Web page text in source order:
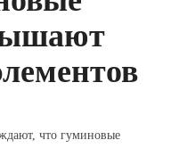
что гуминовые